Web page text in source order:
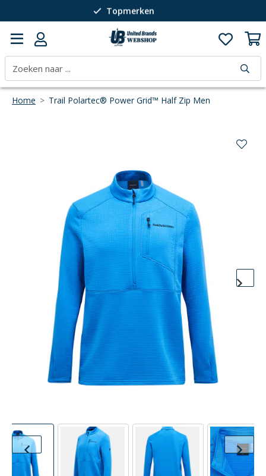
Topmerken
Passie voor wintersport
40 jaar expertise
Home > Trail Polartec® Power Grid™ Half Zip Men